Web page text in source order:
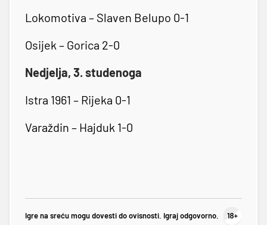
Lokomotiva – Slaven Belupo 0-1
Osijek – Gorica 2-0
Nedjelja, 3. studenoga
Istra 1961 – Rijeka 0-1
Varaždin – Hajduk 1-0
Igre na sreću mogu dovesti do ovisnosti. Igraj odgovorno.